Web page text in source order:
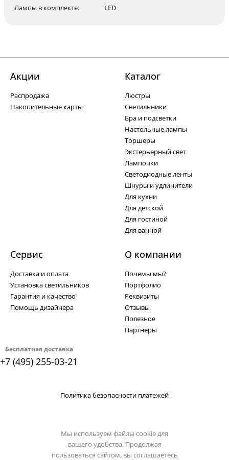
Лампы в комплекте:
LED
Бесплатная доставка
+7 (495) 255-03-21
Акции
Распродажа
Накопительные карты
Каталог
Люстры
Светильники
Бра и подсветки
Настольные лампы
Торшеры
Экстерьерный свет
Лампочки
Светодиодные ленты
Шнуры и удлинители
Для кухни
Для детской
Для гостиной
Для ванной
Сервис
Доставка и оплата
Установка светильников
Гарантия и качество
Помощь дизайнера
О компании
Почемы мы?
Портфолио
Реквизиты
Отзывы
Полезное
Партнеры
Политика безопасности платежей
Мы используем файлы cookie для
вашего удобства. Продолжая
пользоваться сайтом, вы соглашаетесь